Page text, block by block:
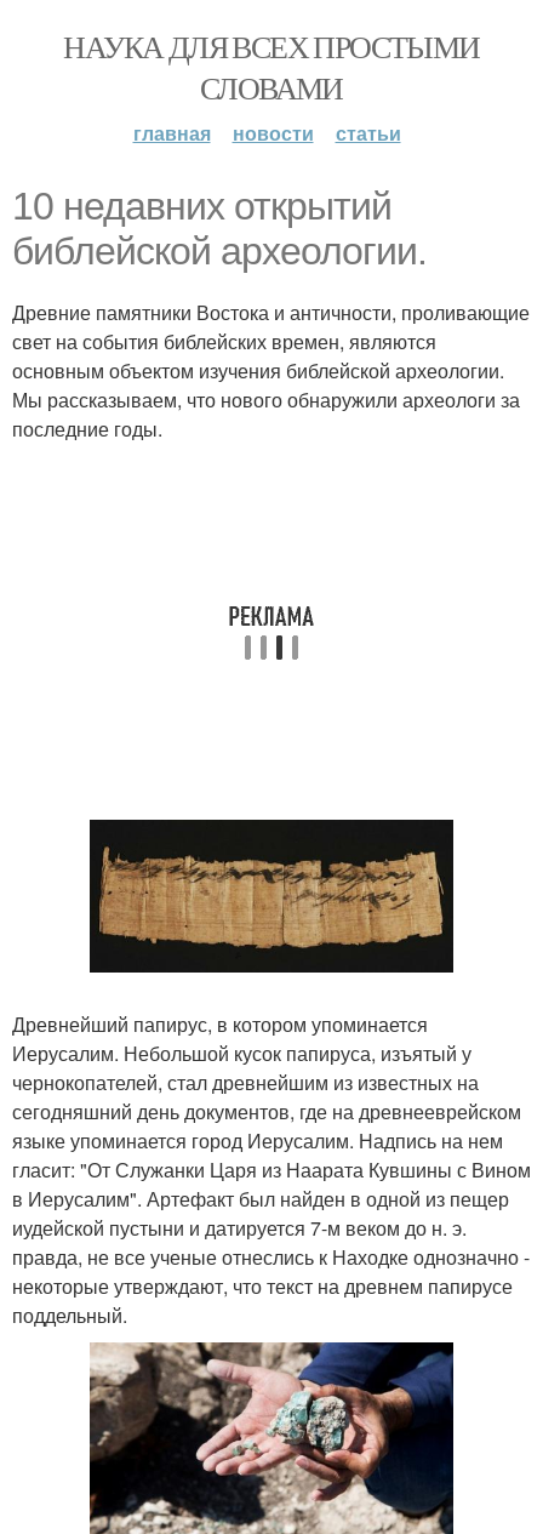
НАУКА ДЛЯ ВСЕХ ПРОСТЫМИ
СЛОВАМИ
главная новости статьи
10 недавних открытий
библейской археологии.
Древние памятники Востока и античности, проливающие
свет на события библейских времен, являются
основным объектом изучения библейской археологии.
Мы рассказываем, что нового обнаружили археологи за
последние годы.
Древнейший папирус, в котором упоминается
Иерусалим. Небольшой кусок папируса, изъятый у
чернокопателей, стал древнейшим из известных на
сегодняшний день документов, где на древнееврейском
языке упоминается город Иерусалим. Надпись на нем
гласит: "От Служанки Царя из Наарата Кувшины с Вином
в Иерусалим". Артефакт был найден в одной из пещер
иудейской пустыни и датируется 7-м веком до н. э.
правда, не все ученые отнеслись к Находке однозначно -
некоторые утверждают, что текст на древнем папирусе
поддельный.